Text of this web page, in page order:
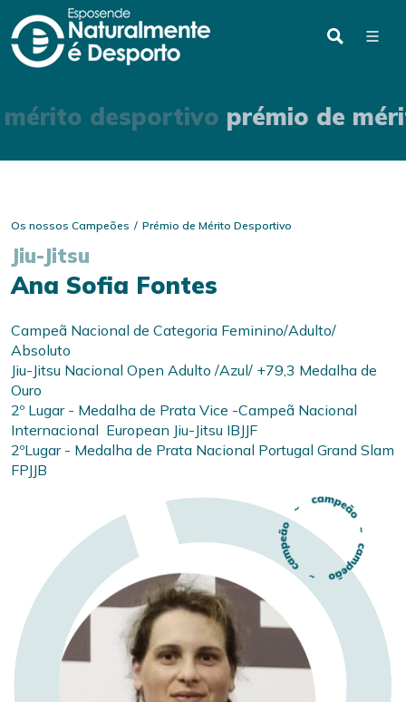
desportivo prémio de
Os nossos Campeões Prémio de Mérito Desportivo
Jiu-Jitsu
Ana Sofia Fontes
Campeã Nacional de Categoria Feminino/Adulto/
Absoluto
Jiu-Jitsu Nacional Open Adulto /Azul/ +79,3 Medalha de
Ouro
2º Lugar - Medalha de Prata Vice -Campeã Nacional
Internacional European Jiu-Jitsu IBJJF
2ºLugar - Medalha de Prata Nacional Portugal Grand Slam
FPJJB